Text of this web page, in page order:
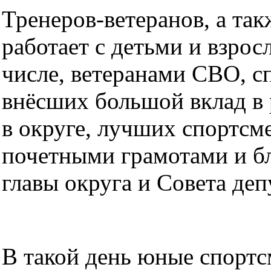
Тренеров-ветеранов, а
работает с детьми и
числе, ветеранами СВО,
внёсших большой вклад в
в округе, лучших
почетными грамотами и
главы округа и Совета
В такой день юные